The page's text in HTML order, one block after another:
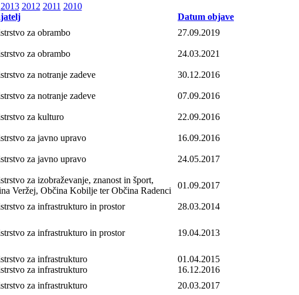
2013 2012 2011 2010
Datum objave
za obrambo
27.09.2019
za obrambo
24.03.2021
za notranje zadeve
30.12.2016
za notranje zadeve
07.09.2016
za kulturo
22.09.2016
za javno upravo
16.09.2016
za javno upravo
24.05.2017
za izobraževanje, znanost in šport,
Veržej, Občina Kobilje ter Občina Radenci
01.09.2017
za infrastrukturo in prostor
28.03.2014
za infrastrukturo in prostor 19.04.2013
za infrastrukturo
01.04.2015
za infrastrukturo
16.12.2016
za infrastrukturo
20.03.2017